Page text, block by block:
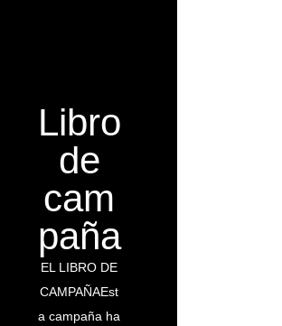
Libro
de
cam
paña
EL LIBRO DE
CAMPAÑAEst
a campaña ha